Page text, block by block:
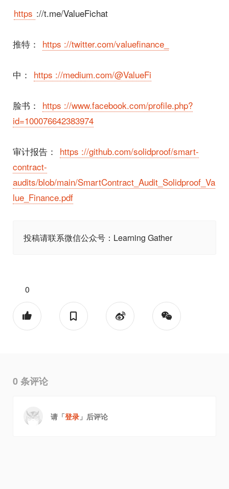
https ://t.me/ValueFichat
推特： https ://twitter.com/valuefinance_
中： https ://medium.com/@ValueFi
脸书： https ://www.facebook.com/profile.php?
id=100076642383974
审计报告： https ://github.com/solidproof/smart-
contract-
audits/blob/main/SmartContract_Audit_Solidproof_Va
lue_Finance.pdf
投稿请联系微信公众号：Learning Gather
0
0条评论
请「登录 」后评论